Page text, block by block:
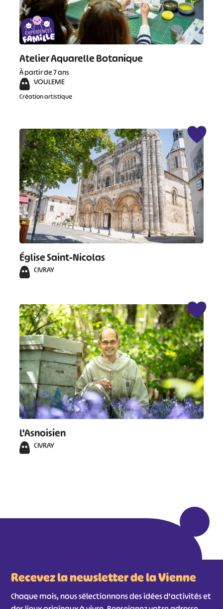
Atelier Aquarelle Botanique
À partir de 7 ans
VOULEME
Création artistique
Église Saint-Nicolas
CIVRAY
L'Asnoisien
CIVRAY
Recevez la newsletter de la Vienne
Chaque mois, nous sélectionnons des idées d'activités et